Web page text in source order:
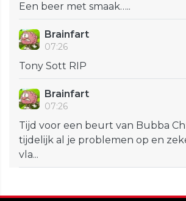
Een beer met smaak…..
Brainfart
07:26
Tony Sott RIP
Brainfart
07:26
Tijd voor een beurt van Bubba
tijdelijk al je problemen op en
vla...